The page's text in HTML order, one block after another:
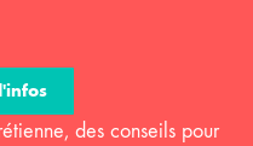
des conseils pour